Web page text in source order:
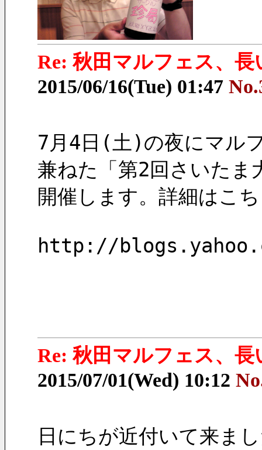
Re: 秋田マルフェス、
2015/06/16(Tue) 01:47
7月4日(土)の夜にマル
兼ねた「第2回さいたま
開催します。詳細はこ
http://
Re: 秋田マルフェス、
2015/07/01(Wed) 10:12
日にちが近付いて来ま